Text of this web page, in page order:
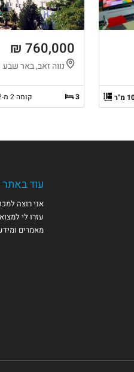
760,000 ₪
נווה זאב, באר שבע
3 קומה 2 מ-2
עוד באתר
אני רוצה
עזרו לי
מאמרים